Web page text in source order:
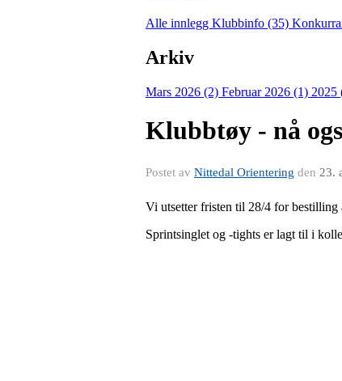
Alle innlegg Klubbinfo (35)
Arkiv
Mars 2026 (2) Februar 2026 (1) 2025
Klubbtøy - nå
Postet av Nittedal Orientering den 23.
Vi utsetter fristen til 28/4 for bestilling
Sprintsinglet og -tights er lagt til i